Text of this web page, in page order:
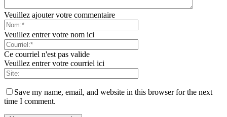
Veuillez ajouter votre commentaire
Veuillez entrer votre nom ici
Ce courriel n'est pas valide
Veuillez entrer votre courriel ici
Save my name, email, and website in this browser for the next
time I comment.